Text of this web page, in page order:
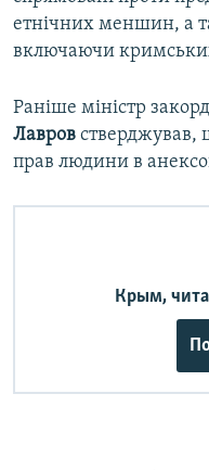
етнічних меншин, а
включаючи
Раніше міністр
Лавров стверджував,
прав людини в
Крым,